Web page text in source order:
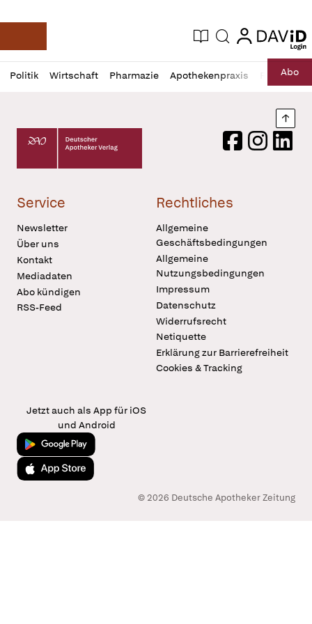
Deutsche Apotheker Zeitung
Aktuelle Ausgabe
Suche login
login
Politik Wirtschaft Pharmazie Apothekenpraxis RechtAbo
Profil
öffnen
Daz
Pur
Deutscher Apotheker Verlag Logo
FacebookInstagram
Service
Newsletter
Über uns
Kontakt
Mediadaten
Abo kündigen
RSS-Feed
Rechtliches
Allgemeine
Geschäftsbedingungen
Allgemeine
Nutzungsbedingungen
Impressum
Datenschutz
Widerrufsrecht
Netiquette
Erklärung zur Barrierefreiheit
Cookies & Tracking
Jetzt auch als App für iOS
und Android
Jetzt bei Google Play
Laden im App Store
© 2026 Deutsche Apotheker Zeitung